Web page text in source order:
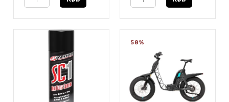
58%